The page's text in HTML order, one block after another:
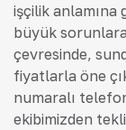
işçilik anlamına
büyük
çevresinde,
fiyatlarla öne
numaralı
ekibimizden